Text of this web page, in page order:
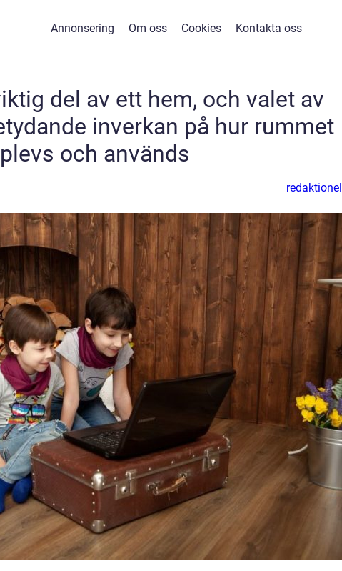
Annonsering Om oss Cookies Kontakta oss
del av ett hem, och valet av
inverkan på hur rummet
och används
redaktionel